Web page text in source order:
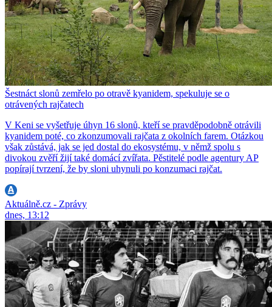
Šestnáct slonů zemřelo po otravě kyanidem, spekuluje se o
otrávených rajčatech
V Keni se vyšetřuje úhyn 16 slonů, kteří se pravděpodobně otrávili
kyanidem poté, co zkonzumovali rajčata z okolních farem. Otázkou
však zůstává, jak se jed dostal do ekosystému, v němž spolu s
divokou zvěří žijí také domácí zvířata. Pěstitelé podle agentury AP
popírají tvrzení, že by sloni uhynuli po konzumaci rajčat.
Aktuálně.cz - Zprávy
dnes, 13:12